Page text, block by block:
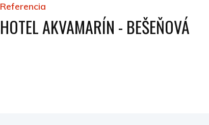
Referencia
HOTEL AKVAMARÍN - BEŠEŇOVÁ